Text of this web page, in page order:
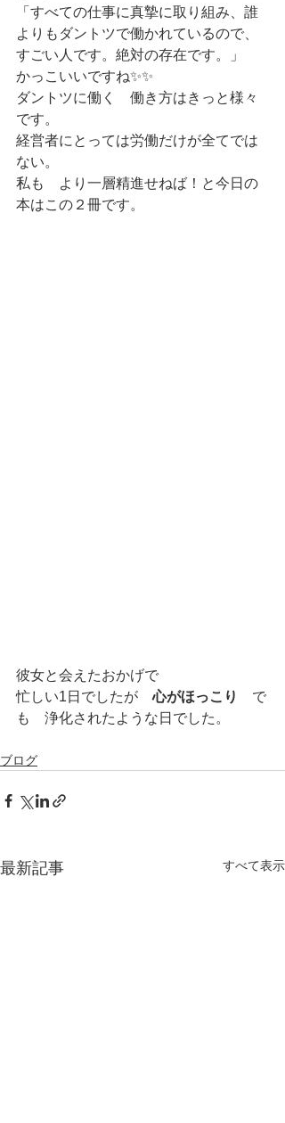
「すべての仕事に真摯に取り組み、誰
よりもダントツで働かれているので、
すごい人です。絶対の存在です。」
かっこいいですね✨✨
ダントツに働く　働き方はきっと様々
です。
経営者にとっては労働だけが全てでは
ない。
私も　より一層精進せねば！と今日の
本はこの２冊です。
彼女と会えたおかげで
忙しい1日でしたが 心がほっこり
で
も　浄化されたような日でした。
ブログ
最新記事 すべて表示